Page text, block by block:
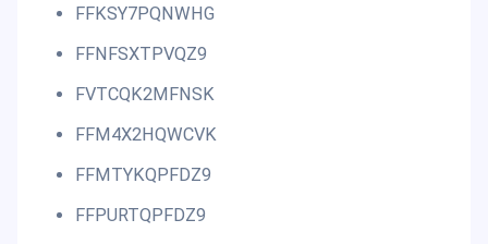
FFKSY7PQNWHG
FFNFSXTPVQZ9
FVTCQK2MFNSK
FFM4X2HQWCVK
FFMTYKQPFDZ9
FFPURTQPFDZ9